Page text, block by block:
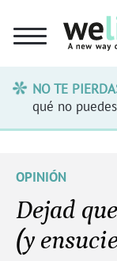
NO TE
qué no
OPINIÓN
Dejad
(y